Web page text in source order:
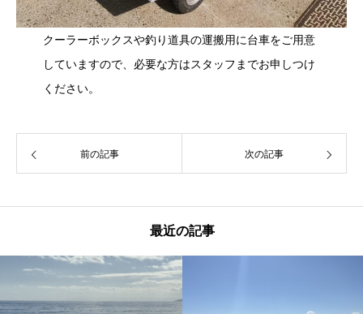
クーラーボックスや釣り道具の運搬用に台車をご用意
していますので、必要な方はスタッフまでお申しつけ
ください。
前の記事 次の記事
最近の記事